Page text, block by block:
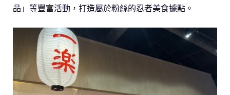
品」等豐富活動，打造屬於粉絲的忍者美食據點。